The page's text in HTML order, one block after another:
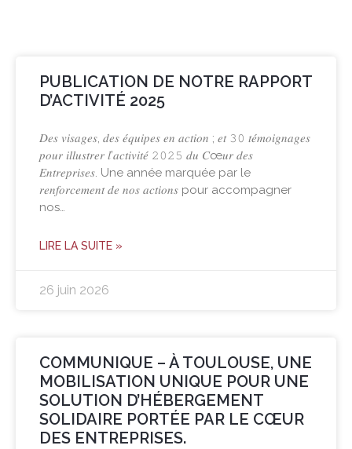
PUBLICATION DE NOTRE RAPPORT
D’ACTIVITÉ 2025
𝐷𝑒𝑠 𝑣𝑖𝑠𝑎𝑔𝑒𝑠, 𝑑𝑒𝑠 𝑒́𝑞𝑢𝑖𝑝𝑒𝑠 𝑒𝑛 𝑎𝑐𝑡𝑖𝑜𝑛 ; 𝑒𝑡 𝟹𝟶 𝑡𝑒́𝑚𝑜𝑖𝑔𝑛𝑎𝑔𝑒𝑠
𝑝𝑜𝑢𝑟 𝑖𝑙𝑙𝑢𝑠𝑡𝑟𝑒𝑟 𝑙’𝑎𝑐𝑡𝑖𝑣𝑖𝑡𝑒́ 𝟸𝟶𝟸𝟻 𝑑𝑢 𝐶œ𝑢𝑟 𝑑𝑒𝑠
𝐸𝑛𝑡𝑟𝑒𝑝𝑟𝑖𝑠𝑒𝑠. Une année marquée par le
𝑟𝑒𝑛𝑓𝑜𝑟𝑐𝑒𝑚𝑒𝑛𝑡 𝑑𝑒 𝑛𝑜𝑠 𝑎𝑐𝑡𝑖𝑜𝑛𝑠 pour accompagner
nos…
LIRE LA SUITE »
26 juin 2026
COMMUNIQUE – À TOULOUSE, UNE
MOBILISATION UNIQUE POUR UNE
SOLUTION D’HÉBERGEMENT
SOLIDAIRE PORTÉE PAR LE CŒUR
DES ENTREPRISES.